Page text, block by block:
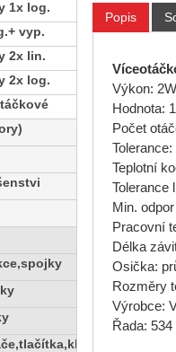
Popis
Výkon: 2W
Hodnota:
Počet
Tolerance:
Teplotní
Tolerance
Min.
Pracovní
Délka
Osička:
Rozměry
Výrobce:
Řada: 534
1x log.
vyp.
2x lin.
2x log.